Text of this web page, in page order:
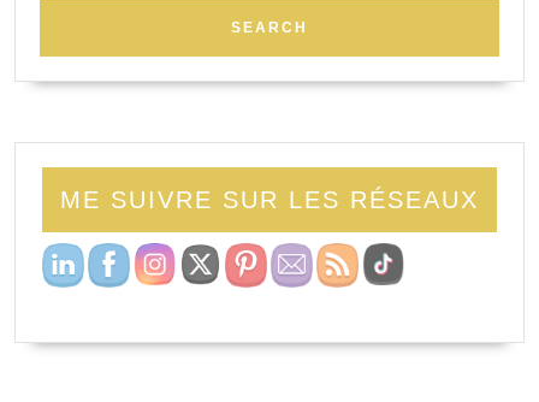
ME SUIVRE SUR LES RÉSEAUX